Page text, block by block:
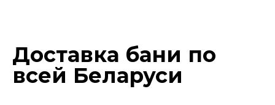
Доставка бани по
всей Беларуси